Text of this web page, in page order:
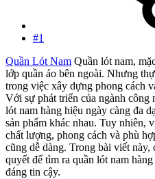
#1
Quần Lót Nam Quần lót nam,
lớp quần áo bên ngoài. Nhưng
trong việc xây dựng phong cách
Với sự phát triển của ngành công
lót nam hàng hiệu ngày càng đa
sản phẩm khác nhau. Tuy nhiên,
chất lượng, phong cách và phù
cũng dễ dàng. Trong bài viết
quyết để tìm ra quần lót nam
đáng tin cậy.